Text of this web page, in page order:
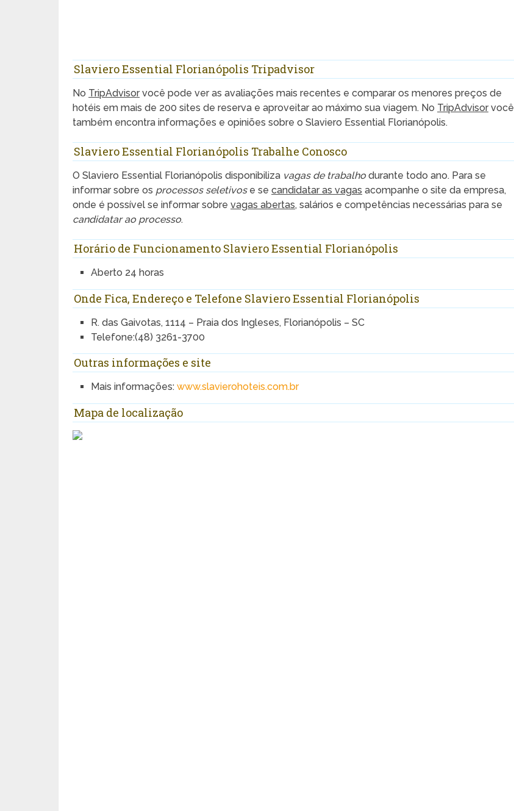
Slaviero Essential Florianópolis Tripadvisor
No TripAdvisor você pode ver as avaliações mais recentes e comparar os menores preços de
hotéis em mais de 200 sites de reserva e aproveitar ao máximo sua viagem. No TripAdvisor você
também encontra informações e opiniões sobre o Slaviero Essential Florianópolis.
Slaviero Essential Florianópolis Trabalhe Conosco
O Slaviero Essential Florianópolis disponibiliza vagas de trabalhodurante todo ano. Para se
informar sobre os processos seletivose secandidatar as vagas acompanhe o site da empresa,
onde é possível se informar sobrevagas abertas, salários e competências necessárias para se
candidatar ao processo.
Horário de Funcionamento Slaviero Essential Florianópolis
Aberto 24 horas
Onde Fica, Endereço e Telefone Slaviero Essential Florianópolis
R. das Gaivotas, 1114 – Praia dos Ingleses, Florianópolis – SC
Telefone:(48) 3261-3700
Outras informações e site
Mais informações:www.slavierohoteis.com.br
Mapa de localização